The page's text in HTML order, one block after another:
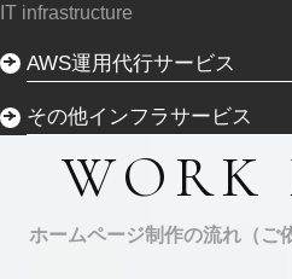
IT infrastructure
AWS運用代行サービス
その他インフラサービス
WORK
ホームページ制作の流れ（ご